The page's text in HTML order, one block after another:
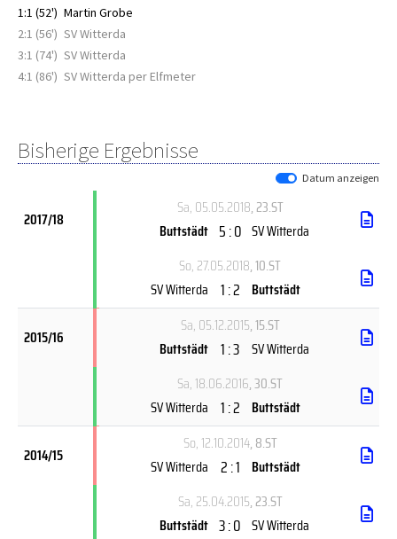
1:1 (52') Martin Grobe
2:1 (56') SV Witterda
3:1 (74') SV Witterda
4:1 (86') SV Witterda per Elfmeter
Bisherige Ergebnisse
Datum anzeigen
2017/18
Sa, 05.05.2018, 23.ST
Buttstädt 5 : 0 SV Witterda
So, 27.05.2018, 10.ST
SV Witterda 1 : 2 Buttstädt
2015/16
Sa, 05.12.2015, 15.ST
Buttstädt 1 : 3 SV Witterda
Sa, 18.06.2016, 30.ST
SV Witterda 1 : 2 Buttstädt
2014/15
So, 12.10.2014, 8.ST
SV Witterda 2 : 1 Buttstädt
Sa, 25.04.2015, 23.ST
Buttstädt 3 : 0 SV Witterda